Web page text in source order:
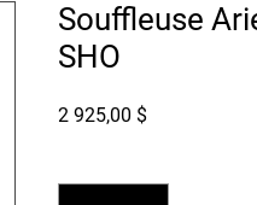
Souffleuse
SHO
2 925,00 $Prix